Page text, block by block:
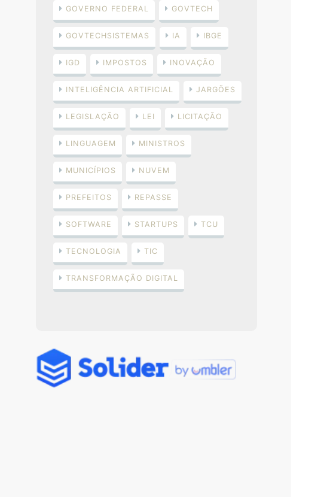
GOVERNO FEDERAL GOVTECH
GOVTECHSISTEMAS IA IBGE
IGD IMPOSTOS INOVAÇÃO
INTELIGÊNCIA ARTIFICIAL JARGÕES
LEGISLAÇÃO LEI LICITAÇÃO
LINGUAGEM MINISTROS
MUNICÍPIOS NUVEM
PREFEITOS REPASSE
SOFTWARE STARTUPS TCU
TECNOLOGIA TIC
TRANSFORMAÇÃO DIGITAL